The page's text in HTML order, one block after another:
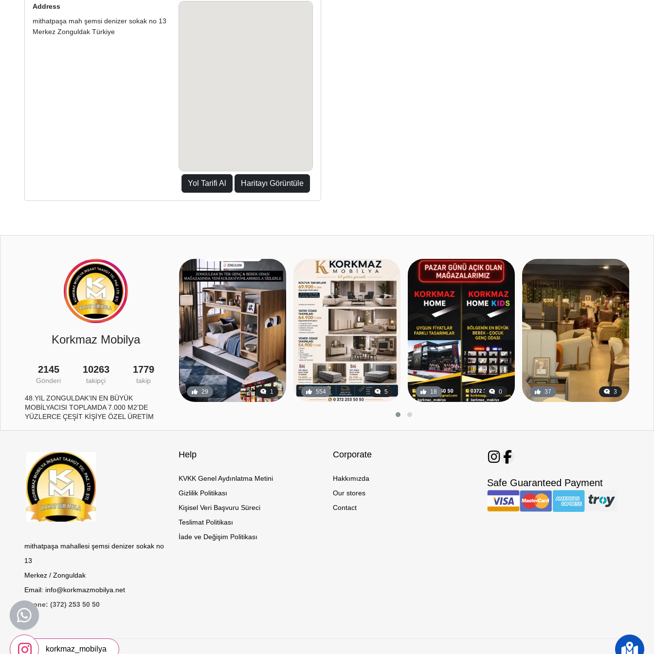
Address
mithatpaşa mah şemsi denizer sokak no 13
Merkez Zonguldak Türkiye
Yol Tarifi Al Haritayı Görüntüle
Korkmaz Mobilya
2145
Gönderi
10263
takipçi
1779
takip
48.YIL ZONGULDAK’IN EN BÜYÜK
MOBİLYACISI TOPLAMDA 7.000 M2’DE
YÜZLERCE ÇEŞİT KİŞİYE ÖZEL ÜRETİM
554 5 18 0 37 3
mithatpaşa mahallesi şemsi denizer sokak no
13
Merkez / Zonguldak
Email: info@korkmazmobilya.net
Phone: (372) 253 50 50
Help
KVKK Genel Aydınlatma Metini
Gizlilik Politikası
Kişisel Veri Başvuru Süreci
Teslimat Politikası
İade ve Değişim Politikası
Corporate
Hakkımızda
Our stores
Contact
Safe Guaranteed Payment
korkmaz_mobilya